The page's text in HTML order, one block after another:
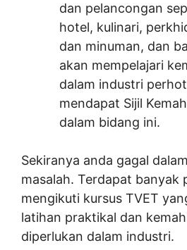
dan pelancongan
hotel, kulinari,
dan minuman, dan
akan mempelajari
dalam industri
mendapat Sijil
dalam bidang ini.
Sekiranya anda gagal
masalah. Terdapat banyak
mengikuti kursus TVET
latihan praktikal dan
diperlukan dalam industri.